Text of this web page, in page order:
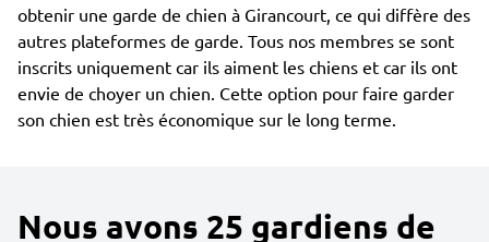
obtenir une garde de chien à Girancourt, ce qui diffère des
autres plateformes de garde. Tous nos membres se sont
inscrits uniquement car ils aiment les chiens et car ils ont
envie de choyer un chien. Cette option pour faire garder
son chien est très économique sur le long terme.
Nous avons 25 gardiens de